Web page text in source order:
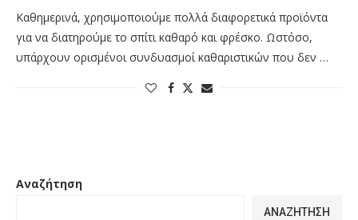
Καθημερινά, χρησιμοποιούμε πολλά διαφορετικά προϊόντα
για να διατηρούμε το σπίτι καθαρό και φρέσκο. Ωστόσο,
υπάρχουν ορισμένοι συνδυασμοί καθαριστικών που δεν …
Αναζήτηση
ΑΝΑΖΉΤΗΣΗ